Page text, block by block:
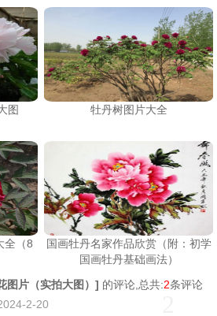
图 牡丹树图片大全
全（8
国画牡丹名家作品欣赏（附：初学
国画牡丹基础画法）
图片（实拍大图） ] 的评论,总共:2条评论
2-20